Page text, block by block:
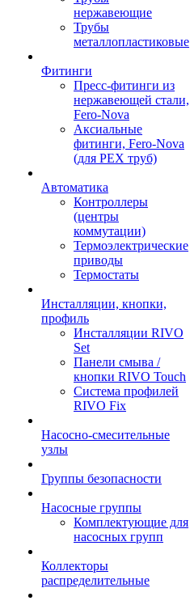
нержавеющие
Трубы
металлопластиковые
Фитинги
Пресс-фитинги из
нержавеющей стали,
Fero-Nova
Аксиальные
фитинги, Fero-Nova
(для PEX труб)
Автоматика
Контроллеры
(центры
коммутации)
Термоэлектрические
приводы
Термостаты
Инсталляции, кнопки,
профиль
Инсталляции RIVO
Set
Панели смыва /
кнопки RIVO Touch
Система профилей
RIVO Fix
Насосно-смесительные
узлы
Группы безопасности
Насосные группы
Комплектующие для
насосных групп
Коллекторы
распределительные